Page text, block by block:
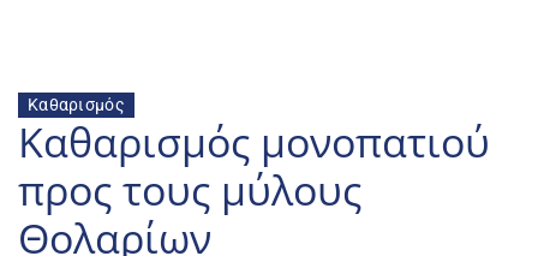
Καθαρισμός
Καθαρισμός μονοπατιού
προς τους μύλους
Θολαρίων